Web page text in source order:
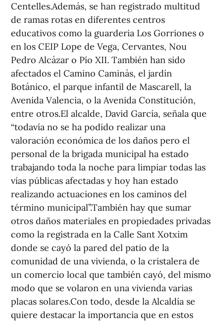
Centelles.Además, se han registrado multitud
de ramas rotas en diferentes centros
educativos como la guarderia Los Gorriones o
en los CEIP Lope de Vega, Cervantes, Nou
Pedro Alcázar o Pío XII. También han sido
afectados el Camino Caminàs, el jardín
Botánico, el parque infantil de Mascarell, la
Avenida Valencia, o la Avenida Constitución,
entre otros.El alcalde, David García, señala que
“todavía no se ha podido realizar una
valoración económica de los daños pero el
personal de la brigada municipal ha estado
trabajando toda la noche para limpiar todas las
vías públicas afectadas y hoy han estado
realizando actuaciones en los caminos del
término municipal”.También hay que sumar
otros daños materiales en propiedades privadas
como la registrada en la Calle Sant Xotxim
donde se cayó la pared del patio de la
comunidad de una vivienda, o la cristalera de
un comercio local que también cayó, del mismo
modo que se volaron en una vivienda varias
placas solares.Con todo, desde la Alcaldía se
quiere destacar la importancia que en estos